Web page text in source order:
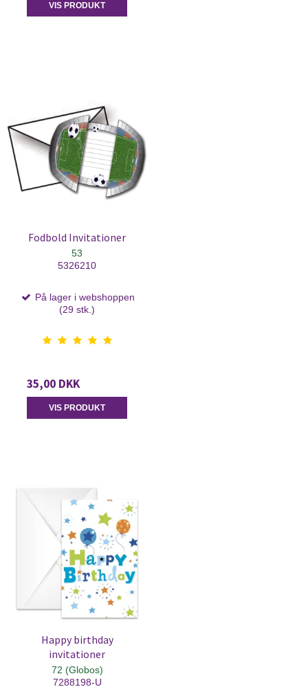
VIS PRODUKT
Fodbold Invitationer
53
5326210
På lager i webshoppen
(29 stk.)
35,00 DKK
VIS PRODUKT
Happy birthday
invitationer
72 (Globos)
7288198-U